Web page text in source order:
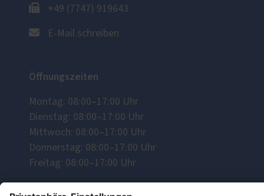
+49 (7747) 919643
E-Mail schreiben
Öffnungszeiten
Montag: 08:00–17:00 Uhr
Dienstag: 08:00–17:00 Uhr
Mittwoch: 08:00–17:00 Uhr
Donnerstag: 08:00–17:00 Uhr
Freitag: 08:00–17:00 Uhr